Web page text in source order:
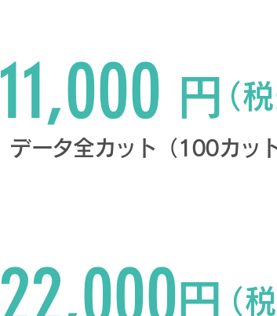
22,000円（税
11,000 円（税
データ全カット（100カット